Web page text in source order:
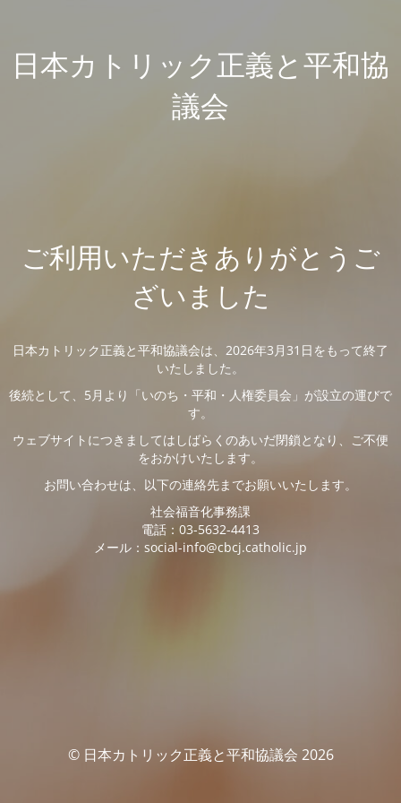
日本カトリック正義と平和協
議会
ご利用いただきありがとうご
ざいました
日本カトリック正義と平和協議会は、2026年3月31日をもって終了
いたしました。
後続として、5月より「いのち・平和・人権委員会」が設立の運びで
す。
ウェブサイトにつきましてはしばらくのあいだ閉鎖となり、ご不便
をおかけいたします。
お問い合わせは、以下の連絡先までお願いいたします。
社会福音化事務課
電話：03-5632-4413
メール：social-info@cbcj.catholic.jp
© 日本カトリック正義と平和協議会 2026